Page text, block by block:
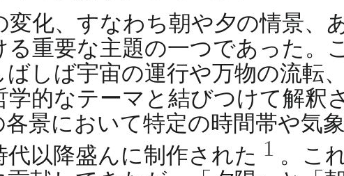
化、すなわち朝や夕の情景、
重要な主題の一つであった。
しば宇宙の運行や万物の流転
的なテーマと結びつけて解釈
景において特定の時間帯や気
以降盛んに制作された 1 。こ